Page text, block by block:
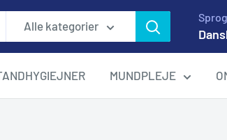
Alle kategorier
Sprog
MUNDPLEJE